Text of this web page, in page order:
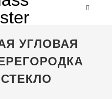
УГЛОВАЯ